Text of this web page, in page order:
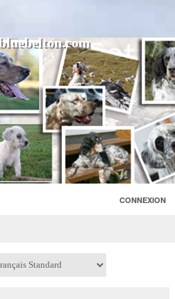
CONNEXION